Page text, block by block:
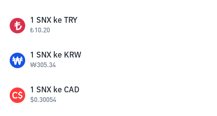
1 SNX ke TRY
₺10.20
1 SNX ke KRW
₩305.34
1 SNX ke CAD
$0.30054